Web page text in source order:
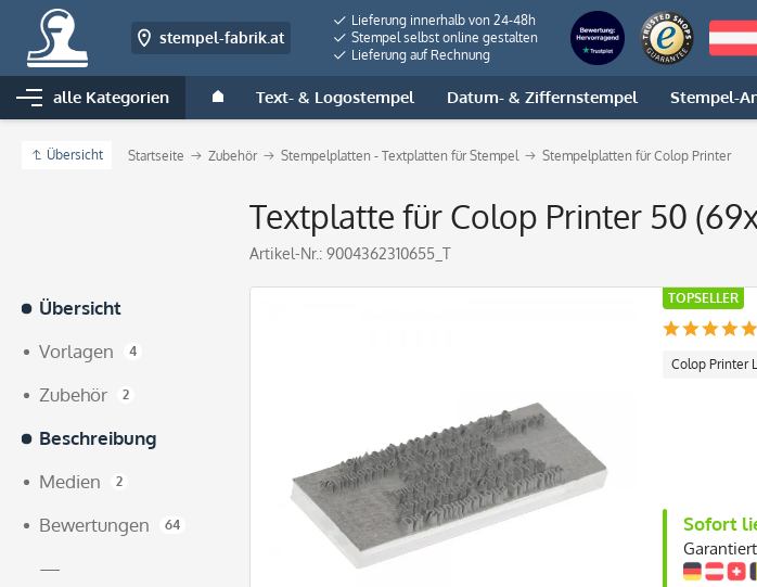
stempel-fabrik.at
Lieferung innerhalb von 24-48h
Stempel selbst online gestalten
Lieferung auf Rechnung
alle Kategorien Text- & Logostempel Datum- & Ziffernstempel Stempel-
Übersicht Startseite Zubehör Stempelplatten - Textplatten für Stempel Stempelplatten für Colop Printer
Textplatte für Colop Printer 50
Artikel-Nr.: 9004362310655_T
Übersicht
Vorlagen
4
Zubehör 2
Beschreibung
Medien
2
Bewertungen 64
—
TOPSELLER
Colop Printer
Sofort